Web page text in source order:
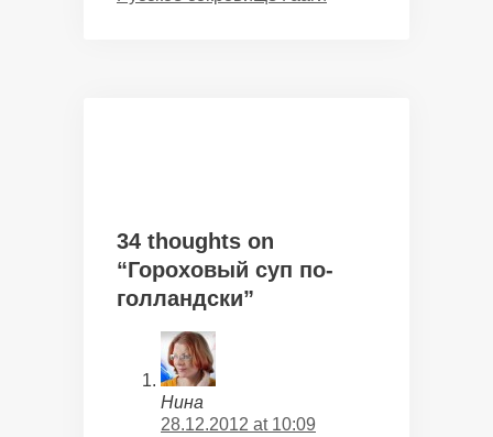
34 thoughts on
“Гороховый суп по-
голландски”
Нина
28.12.2012 at 10:09